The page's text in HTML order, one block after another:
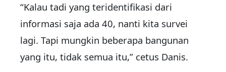
“Kalau tadi yang teridentifikasi dari
informasi saja ada 40, nanti kita survei
lagi. Tapi mungkin beberapa bangunan
yang itu, tidak semua itu,” cetus Danis.